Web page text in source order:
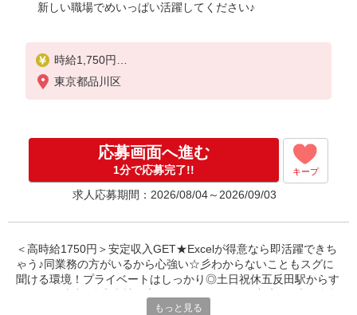
新しい職場でめいっぱい活躍してください♪
時給1,750円
※当社規定あり
東京都品川区
応募画面へ進む
1分で応募完了!! キープ
求人応募期間：2026/08/04～2026/09/03
＜高時給1750円＞安定収入GET★Excelが得意なら即活躍できち
ゃう♪同業務の方がいるから心強い☆彡わからないこともスグに
聞ける環境！プライベートはしっかり◎土日祝休五反田駅からす
もっと見る